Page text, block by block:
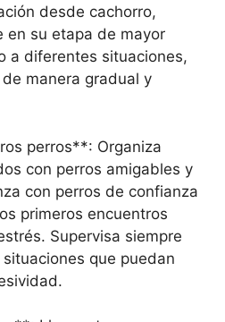
desde cachorro,
en su etapa de mayor
a diferentes situaciones,
manera gradual y
perros**: Organiza
con perros amigables y
con perros de confianza
primeros encuentros
Supervisa siempre
que puedan